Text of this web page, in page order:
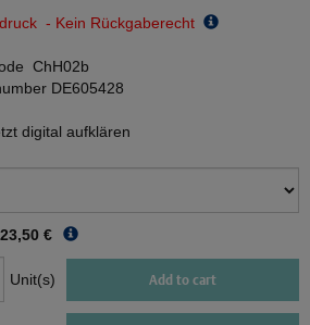
- Kein Rückgaberecht
ChH02b
DE605428
digital aufklären
23,50 €
Unit(s) Add to cart